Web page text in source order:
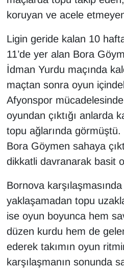
koruyan ve acele
Ligin geride kalan 10
11’de yer alan Bora
İdman Yurdu maçında
maçtan sonra oyun
Afyonspor
oyundan çıktığı anlarda
topu ağlarında
Bora Göymen sahaya
dikkatli davranarak basit
Bornova
yaklaşamadan topu
ise oyun boyunca hem
düzen kurdu hem de
ederek takımın oyun
karşılaşmanın sonunda